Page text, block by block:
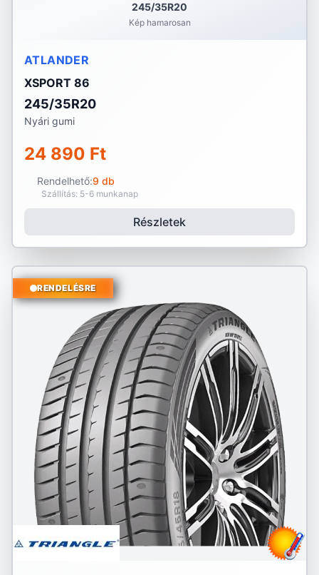
245/35R20
Kép hamarosan
ATLANDER
XSPORT 86
245/35R20
Nyári gumi
24 890 Ft
Rendelhető:9 db
Szállítás: 5-6 munkanap
Részletek
RENDELÉSRE